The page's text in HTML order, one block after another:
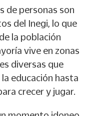
de personas son
del Inegi, lo que
la población
vive en zonas
diversas que
educación hasta
crecer y jugar.